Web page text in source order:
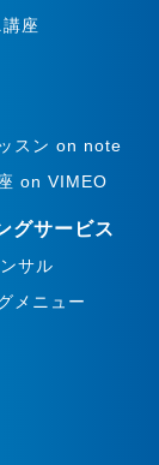
座
スン on note
on VIMEO
グサービス
サル
メニュー